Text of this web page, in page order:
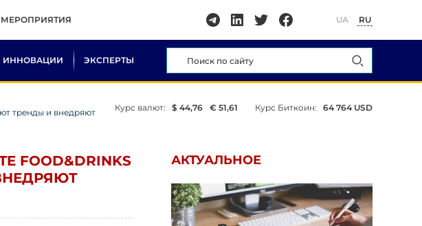
МЕРОПРИЯТИЯ UA RU
ИННОВАЦИИ ЭКСПЕРТЫ
тренды и внедряют
Курс валют: $ 44,76 € 51,61 Курс Биткоин: 64 764 USD
АКТУАЛЬНОЕ